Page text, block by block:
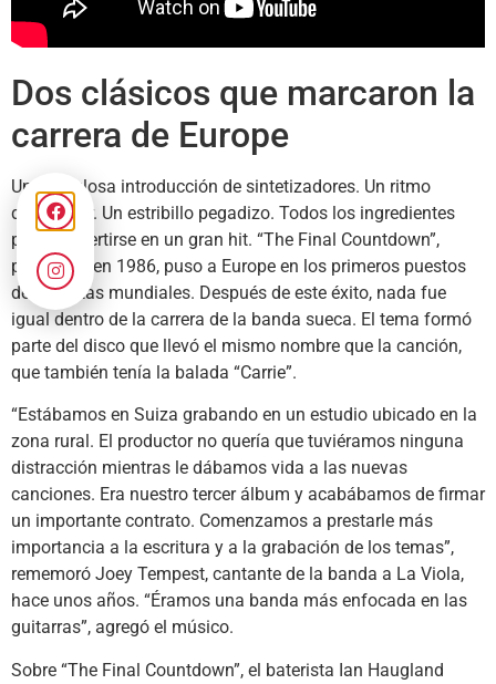
Dos clásicos que marcaron la
carrera de Europe
Una fabulosa introducción de sintetizadores. Un ritmo
demoledor. Un estribillo pegadizo. Todos los ingredientes
para convertirse en un gran hit. “The Final Countdown”,
publicada en 1986, puso a Europe en los primeros puestos
de las listas mundiales. Después de este éxito, nada fue
igual dentro de la carrera de la banda sueca. El tema formó
parte del disco que llevó el mismo nombre que la canción,
que también tenía la balada “Carrie”.
“Estábamos en Suiza grabando en un estudio ubicado en la
zona rural. El productor no quería que tuviéramos ninguna
distracción mientras le dábamos vida a las nuevas
canciones. Era nuestro tercer álbum y acabábamos de firmar
un importante contrato. Comenzamos a prestarle más
importancia a la escritura y a la grabación de los temas”,
rememoró Joey Tempest, cantante de la banda a La Viola,
hace unos años. “Éramos una banda más enfocada en las
guitarras”, agregó el músico.
Sobre “The Final Countdown”, el baterista Ian Haugland